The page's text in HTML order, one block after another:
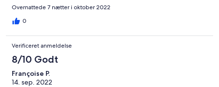
Overnattede 7 nætter i oktober 2022
0
Verificeret anmeldelse
8/10 Godt
Françoise P.
14. sep. 2022